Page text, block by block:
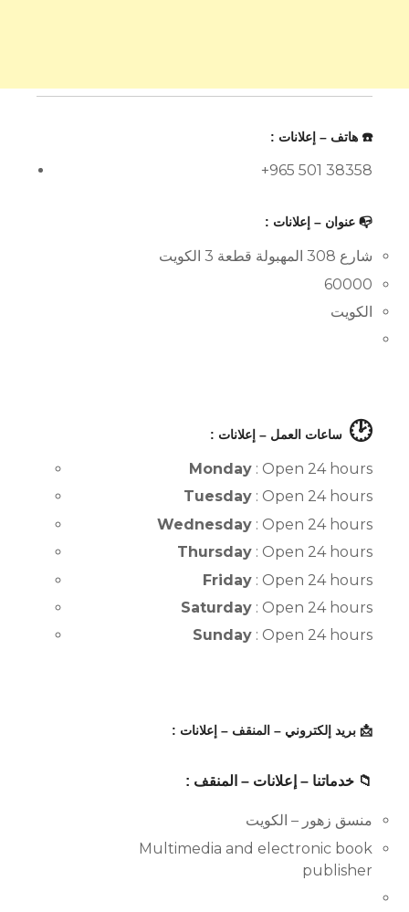
☎️ هاتف – إعلانات :
+965 501 38358
📭 عنوان – إعلانات :
شارع 308 المهبولة قطعة 3 الكويت
60000
الكويت
🕑 ساعات العمل – إعلانات :
Monday : Open 24 hours
Tuesday : Open 24 hours
Wednesday : Open 24 hours
Thursday : Open 24 hours
Friday : Open 24 hours
Saturday : Open 24 hours
Sunday : Open 24 hours
📩 بريد إلكتروني – المنقف – إعلانات :
📁 خدماتنا – إعلانات – المنقف :
منسق زهور – الكويت
Multimedia and electronic book
publisher